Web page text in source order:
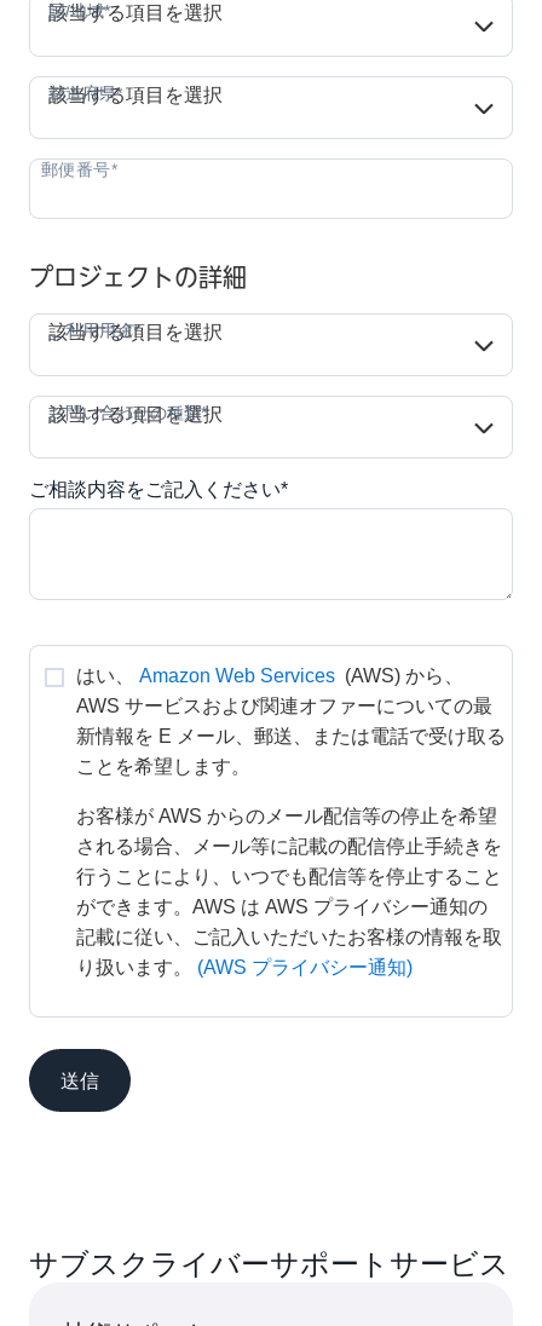
国/地域*
該当する項目を選択
都道府県*
該当する項目を選択
プロジェクトの詳細
ご利用用途*
該当する項目を選択
お問い合わせの種類*
該当する項目を選択
ご相談内容をご記入ください*
はい、 Amazon Web Services (AWS) から、
AWS サービスおよび関連オファーについての最
新情報を E メール、郵送、または電話で受け取る
ことを希望します。
お客様が AWS からのメール配信等の停止を希望
される場合、メール等に記載の配信停止手続きを
行うことにより、いつでも配信等を停止すること
ができます。AWS は AWS プライバシー通知の
記載に従い、ご記入いただいたお客様の情報を取
り扱います。
(AWS プライバシー通知)
送信
サブスクライバーサポートサービス